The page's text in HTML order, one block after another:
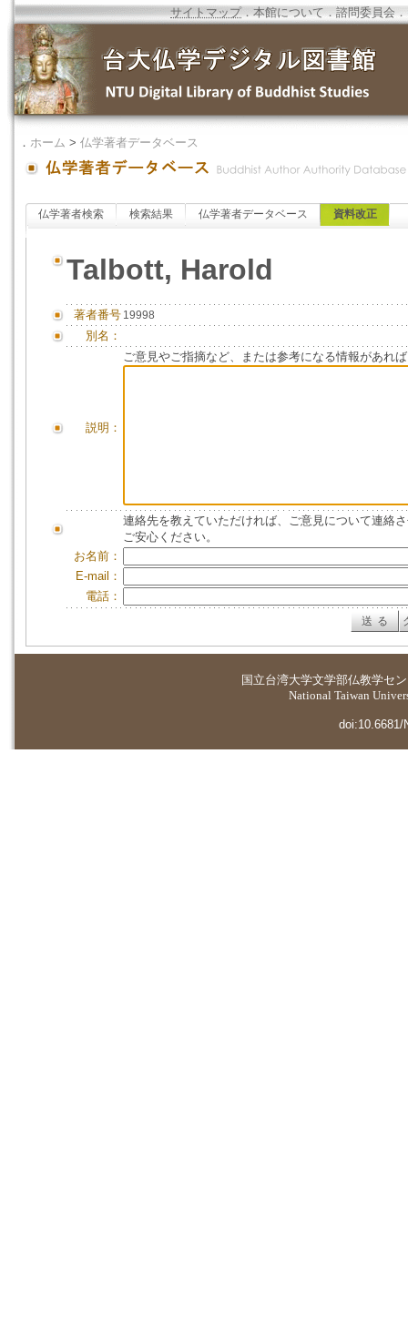
サイトマップ．本館について ．諮問委員会 ．
． ホーム > 仏学著者データベース
仏学著者検索 検索結果 仏学著者データベース 資料改正
Talbott, Harold
著者番号 19998
別名：
説明：
ご意見やご指摘など、または参考になる情報があれ
連絡先を教えていただければ、ご意見について連絡
ご安心ください。
お名前：
E-mail：
電話：
国立台湾大学文学部仏教学セ
National Taiwan
doi:10.6681/